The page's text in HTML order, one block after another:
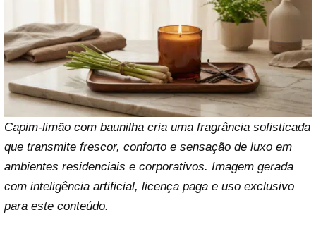
Capim-limão com baunilha cria uma fragrância sofisticada
que transmite frescor, conforto e sensação de luxo em
ambientes residenciais e corporativos. Imagem gerada
com inteligência artificial, licença paga e uso exclusivo
para este conteúdo.